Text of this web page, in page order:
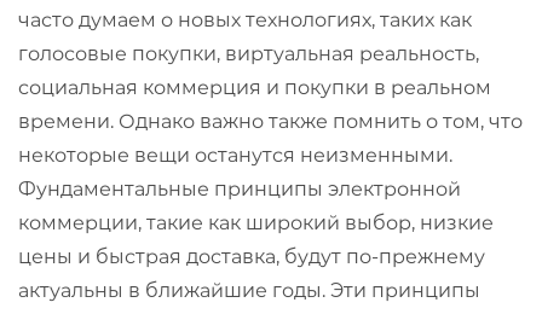
часто думаем о новых технологиях, таких как
голосовые покупки, виртуальная реальность,
социальная коммерция и покупки в реальном
времени. Однако важно также помнить о том, что
некоторые вещи останутся неизменными.
Фундаментальные принципы электронной
коммерции, такие как широкий выбор, низкие
цены и быстрая доставка, будут по-прежнему
актуальны в ближайшие годы. Эти принципы